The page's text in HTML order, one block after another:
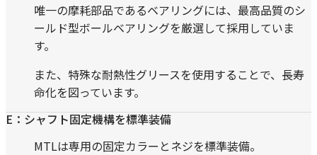
唯一の摩耗部品であるベアリングには、最高品質のシ
ールド型ボールベアリングを厳選して採用していま
す。
また、特殊な耐熱性グリースを使用することで、長寿
命化を図っています。
E：シャフト固定機構を標準装備
MTLは専用の固定カラーとネジを標準装備。